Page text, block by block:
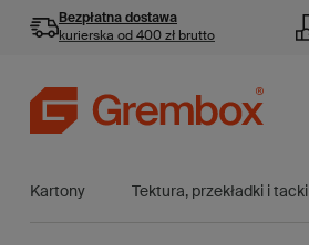
Bezpłatna dostawa
kurierska od 400 zł brutto
Kartony Tektura, przekładki i tacki